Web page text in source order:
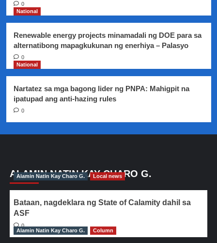
0
National
Renewable energy projects minamadali ng DOE para sa
alternatibong mapagkukunan ng enerhiya – Palasyo
0
National
Nartatez sa mga bagong lider ng PNPA: Mahigpit na
ipatupad ang anti-hazing rules
0
ALAMIN NATIN KAY CHARO G.
Alamin Natin Kay Charo G. Local news
Bataan, nagdeklara ng State of Calamity dahil sa
ASF
0
Alamin Natin Kay Charo G.
Column